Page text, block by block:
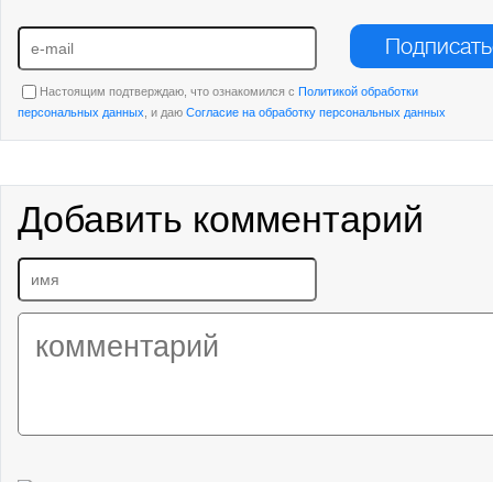
Настоящим подтверждаю, что ознакомился с Политикой обработки
персональных данных , и даю Согласие на обработку персональных данных
Добавить комментарий